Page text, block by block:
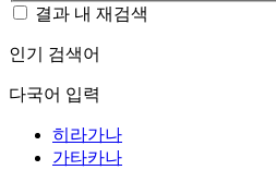
결과 내 재검색
인기 검색어
다국어 입력
히라가나
가타카나